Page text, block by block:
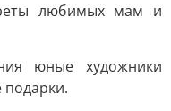
любимых мам и
юные художники